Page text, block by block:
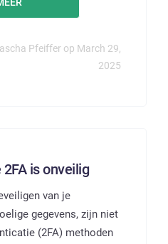
Pfeiffer op March 29,
2025
is onveilig
van je
gegevens, zijn niet
(2FA) methoden